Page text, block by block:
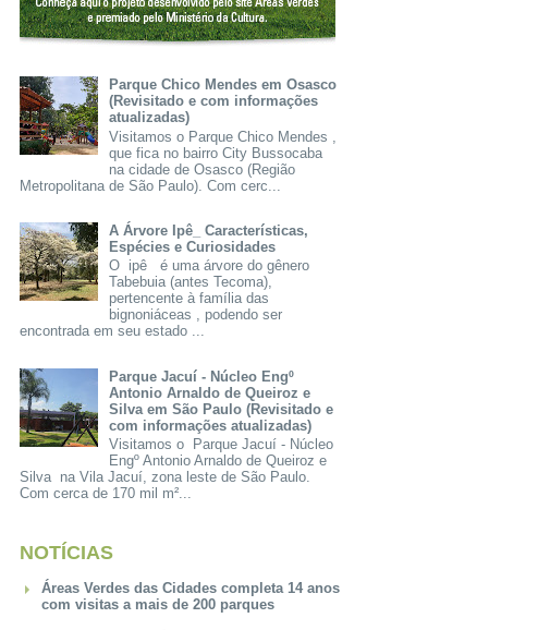
Parque Chico Mendes em Osasco
(Revisitado e com informações
atualizadas)
Visitamos o Parque Chico Mendes ,
que fica no bairro City Bussocaba
na cidade de Osasco (Região
Metropolitana de São Paulo). Com cerc...
A Árvore Ipê_ Características,
Espécies e Curiosidades
O ipê é uma árvore do gênero
Tabebuia (antes Tecoma),
pertencente à família das
bignoniáceas , podendo ser
encontrada em seu estado ...
Parque Jacuí - Núcleo Engº
Antonio Arnaldo de Queiroz e
Silva em São Paulo (Revisitado e
com informações atualizadas)
Visitamos o Parque Jacuí - Núcleo
Engº Antonio Arnaldo de Queiroz e
Silva na Vila Jacuí, zona leste de São Paulo.
Com cerca de 170 mil m²...
NOTÍCIAS
Áreas Verdes das Cidades completa 14 anos
com visitas a mais de 200 parques